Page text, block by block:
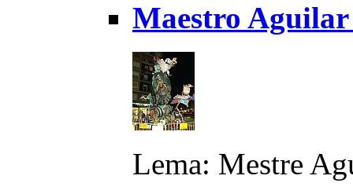
Maestro
Lema: Mestre